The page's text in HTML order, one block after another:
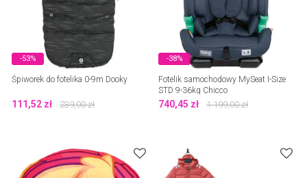
-53%
Śpiworek do fotelika 0-9m Dooky
111,52 zł 239,00zł
-38%
Fotelik samochodowy MySeat I-Size
STD 9-36kg Chicco
740,45 zł 1 199,00zł